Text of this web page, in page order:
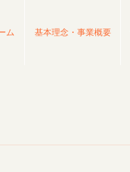
ム 基本理念・事業概要